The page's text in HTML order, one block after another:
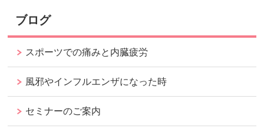
ブログ
スポーツでの痛みと内臓疲労
風邪やインフルエンザになった時
セミナーのご案内